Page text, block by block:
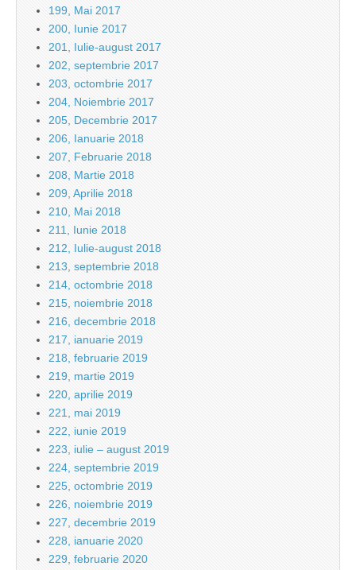
199, Mai 2017
200, Iunie 2017
201, Iulie-august 2017
202, septembrie 2017
203, octombrie 2017
204, Noiembrie 2017
205, Decembrie 2017
206, Ianuarie 2018
207, Februarie 2018
208, Martie 2018
209, Aprilie 2018
210, Mai 2018
211, Iunie 2018
212, Iulie-august 2018
213, septembrie 2018
214, octombrie 2018
215, noiembrie 2018
216, decembrie 2018
217, ianuarie 2019
218, februarie 2019
219, martie 2019
220, aprilie 2019
221, mai 2019
222, iunie 2019
223, iulie – august 2019
224, septembrie 2019
225, octombrie 2019
226, noiembrie 2019
227, decembrie 2019
228, ianuarie 2020
229, februarie 2020